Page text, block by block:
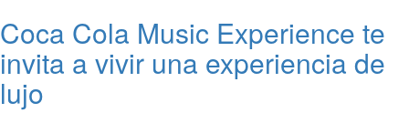
Coca Cola Music Experience te
invita a vivir una experiencia de
lujo